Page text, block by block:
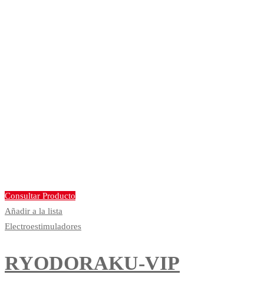
Consultar Producto
Añadir a la lista
Electroestimuladores
RYODORAKU-VIP